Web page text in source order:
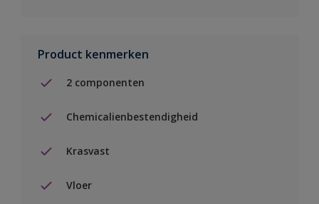
Product kenmerken
2 componenten
Chemicalienbestendigheid
Krasvast
Vloer